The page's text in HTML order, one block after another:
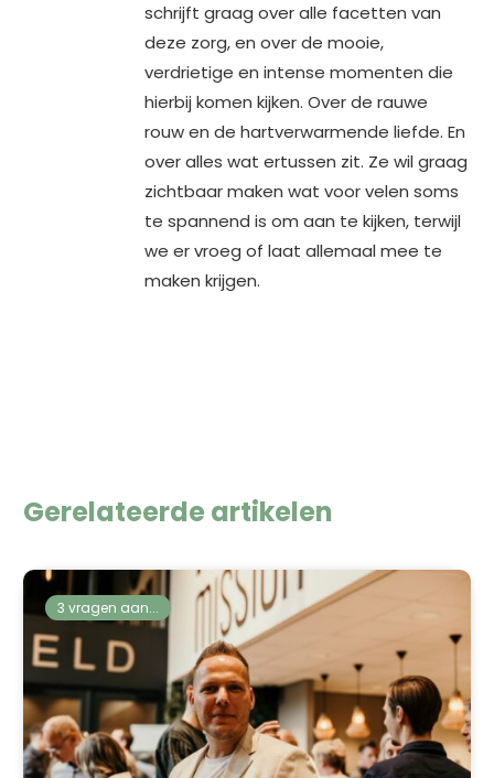
schrijft graag over alle facetten van
deze zorg, en over de mooie,
verdrietige en intense momenten die
hierbij komen kijken. Over de rauwe
rouw en de hartverwarmende liefde. En
over alles wat ertussen zit. Ze wil graag
zichtbaar maken wat voor velen soms
te spannend is om aan te kijken, terwijl
we er vroeg of laat allemaal mee te
maken krijgen.
Gerelateerde artikelen
3 vragen aan...